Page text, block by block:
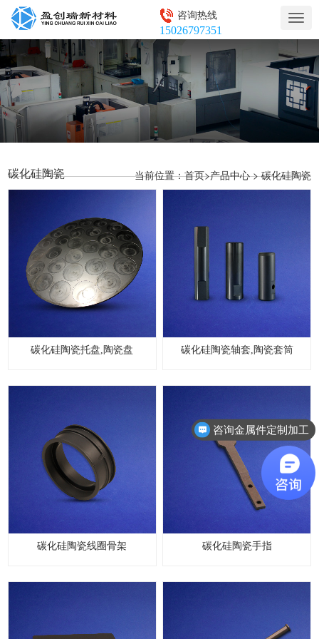
碳化硅陶瓷 当前位置：首页>产品中心>碳化硅陶瓷
碳化硅陶瓷托盘,陶瓷盘 碳化硅陶瓷轴套,陶瓷套筒
碳化硅陶瓷线圈骨架 碳化硅陶瓷手指
咨询热线
15026797351
咨询金属件定制加工